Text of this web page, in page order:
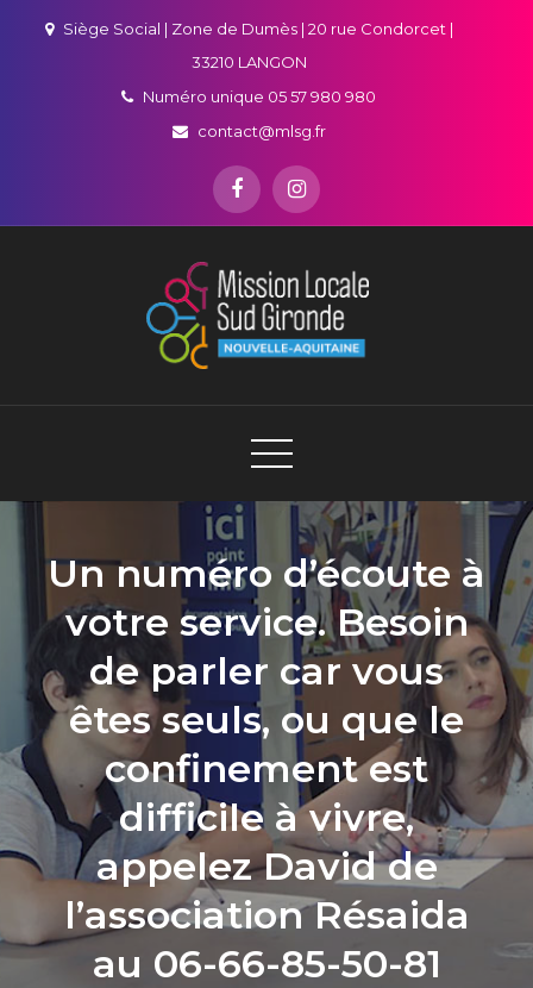
Siège Social | Zone de Dumès | 20 rue Condorcet |
33210 LANGON
Numéro unique 05 57 980 980
contact@mlsg.fr
Un numéro d’écoute à
votre service. Besoin
de parler car vous
êtes seuls, ou que le
confinement est
difficile à vivre,
appelez David de
l’association Résaida
au 06-66-85-50-81